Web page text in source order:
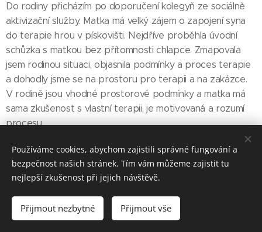
Do rodiny přicházím po doporučení kolegyň ze sociálně
aktivizační služby. Matka má velký zájem o zapojení syna
do terapie hrou v pískovišti. Nejdříve proběhla úvodní
schůzka s matkou bez přítomnosti chlapce. Zmapovala
jsem rodinou situaci, objasnila podmínky a proces terapie
a dohodly jsme se na prostoru pro terapii a na zakázce.
V rodině jsou vhodné prostorové podmínky a matka má
sama zkušenost s vlastní terapii, je motivovaná a rozumí
procesu.
První setkání s chlapcem:
vítám se s maminkou, informuji chlapce, že jsem u nich
byla, poznali jsme se s maminkou a budu za ním jezdit ve
Používáme cookies, abychom zajistili správné fungování a
bezpečnost našich stránek. Tím vám můžeme zajistit tu
nejlepší zkušenost při jejich návštěvě.
Přijmout nezbytné Přijmout vše